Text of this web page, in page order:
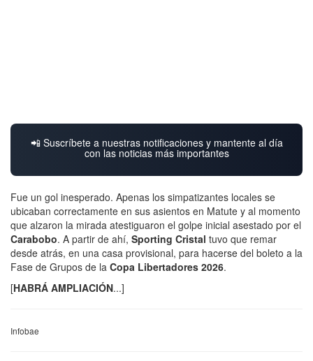
📲 Suscríbete a nuestras notificaciones y mantente al día
con las noticias más importantes
Fue un gol inesperado. Apenas los simpatizantes locales se
ubicaban correctamente en sus asientos en Matute y al momento
que alzaron la mirada atestiguaron el golpe inicial asestado por el
Carabobo. A partir de ahí, Sporting Cristal tuvo que remar
desde atrás, en una casa provisional, para hacerse del boleto a la
Fase de Grupos de la Copa Libertadores 2026.
[HABRÁ AMPLIACIÓN...]
Infobae